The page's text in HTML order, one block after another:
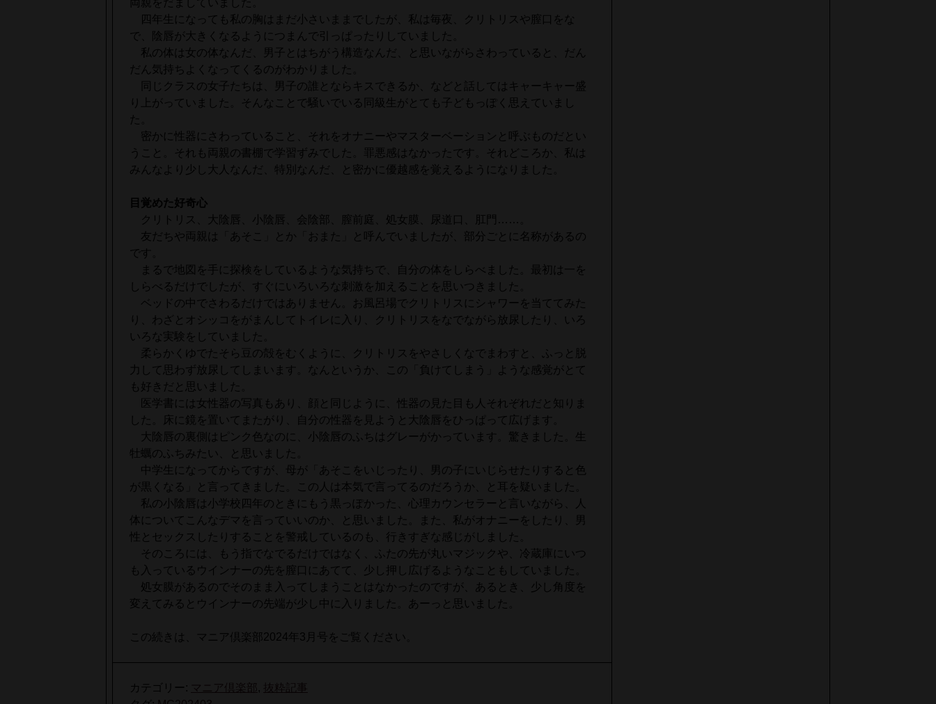
両親をだましていました。
四年生になっても私の胸はまだ小さいままでしたが、私は毎夜、クリトリスや膣口をな
で、陰唇が大きくなるようにつまんで引っぱったりしていました。
私の体は女の体なんだ、男子とはちがう構造なんだ、と思いながらさわっていると、だん
だん気持ちよくなってくるのがわかりました。
同じクラスの女子たちは、男子の誰とならキスできるか、などと話してはキャーキャー盛
り上がっていました。そんなことで騒いでいる同級生がとても子どもっぽく思えていまし
た。
密かに性器にさわっていること、それをオナニーやマスターベーションと呼ぶものだとい
うこと。それも両親の書棚で学習ずみでした。罪悪感はなかったです。それどころか、私は
みんなより少し大人なんだ、特別なんだ、と密かに優越感を覚えるようになりました。
目覚めた好奇心
クリトリス、大陰唇、小陰唇、会陰部、膣前庭、処女膜、尿道口、肛門……。
友だちや両親は「あそこ」とか「おまた」と呼んでいましたが、部分ごとに名称があるの
です。
まるで地図を手に探検をしているような気持ちで、自分の体をしらべました。最初は一を
しらべるだけでしたが、すぐにいろいろな刺激を加えることを思いつきました。
ベッドの中でさわるだけではありません。お風呂場でクリトリスにシャワーを当ててみた
り、わざとオシッコをがまんしてトイレに入り、クリトリスをなでながら放尿したり、いろ
いろな実験をしていました。
柔らかくゆでたそら豆の殻をむくように、クリトリスをやさしくなでまわすと、ふっと脱
力して思わず放尿してしまいます。なんというか、この「負けてしまう」ような感覚がとて
も好きだと思いました。
医学書には女性器の写真もあり、顔と同じように、性器の見た目も人それぞれだと知りま
した。床に鏡を置いてまたがり、自分の性器を見ようと大陰唇をひっぱって広げます。
大陰唇の裏側はピンク色なのに、小陰唇のふちはグレーがかっています。驚きました。生
牡蠣のふちみたい、と思いました。
中学生になってからですが、母が「あそこをいじったり、男の子にいじらせたりすると色
が黒くなる」と言ってきました。この人は本気で言ってるのだろうか、と耳を疑いました。
私の小陰唇は小学校四年のときにもう黒っぽかった、心理カウンセラーと言いながら、人
体についてこんなデマを言っていいのか、と思いました。また、私がオナニーをしたり、男
性とセックスしたりすることを警戒しているのも、行きすぎな感じがしました。
そのころには、もう指でなでるだけではなく、ふたの先が丸いマジックや、冷蔵庫にいつ
も入っているウインナーの先を膣口にあてて、少し押し広げるようなこともしていました。
処女膜があるのでそのまま入ってしまうことはなかったのですが、あるとき、少し角度を
変えてみるとウインナーの先端が少し中に入りました。あーっと思いました。
この続きは、マニア倶楽部2024年3月号をご覧ください。
カテゴリー: マニア倶楽部 ,
抜粋記事